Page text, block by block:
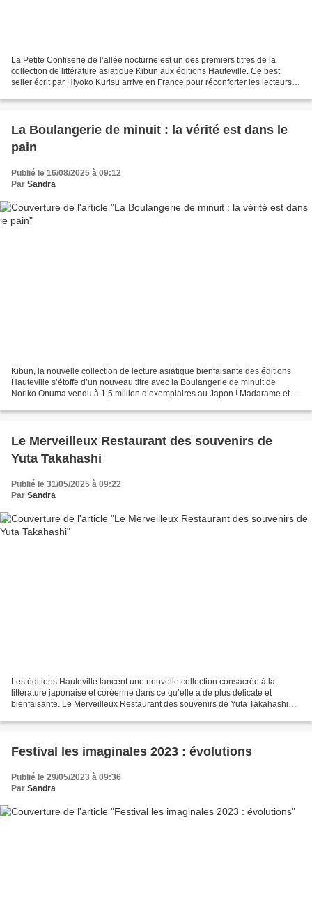
La Petite Confiserie de l’allée nocturne est un des premiers titres de la
collection de littérature asiatique Kibun aux éditions Hauteville. Ce best
seller écrit par Hiyoko Kurisu arrive en France pour réconforter les lecteurs.
La Boulangerie de minuit : la vérité est dans le
pain
Publié le 16/08/2025 à 09:12
Par Sandra
Kibun, la nouvelle collection de lecture asiatique bienfaisante des éditions
Hauteville s’étoffe d’un nouveau titre avec la Boulangerie de minuit de
Noriko Onuma vendu à 1,5 million d’exemplaires au Japon ! Madarame et
Le Merveilleux Restaurant des souvenirs de
Yuta Takahashi
Publié le 31/05/2025 à 09:22
Par Sandra
Les éditions Hauteville lancent une nouvelle collection consacrée à la
littérature japonaise et coréenne dans ce qu’elle a de plus délicate et
bienfaisante. Le Merveilleux Restaurant des souvenirs de Yuta Takahashi
Festival les imaginales 2023 : évolutions
Publié le 29/05/2023 à 09:36
Par Sandra